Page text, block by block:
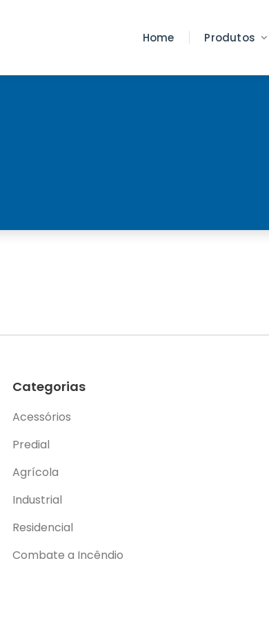
Home Produtos
Categorias
Acessórios
Predial
Agrícola
Industrial
Residencial
Combate a Incêndio